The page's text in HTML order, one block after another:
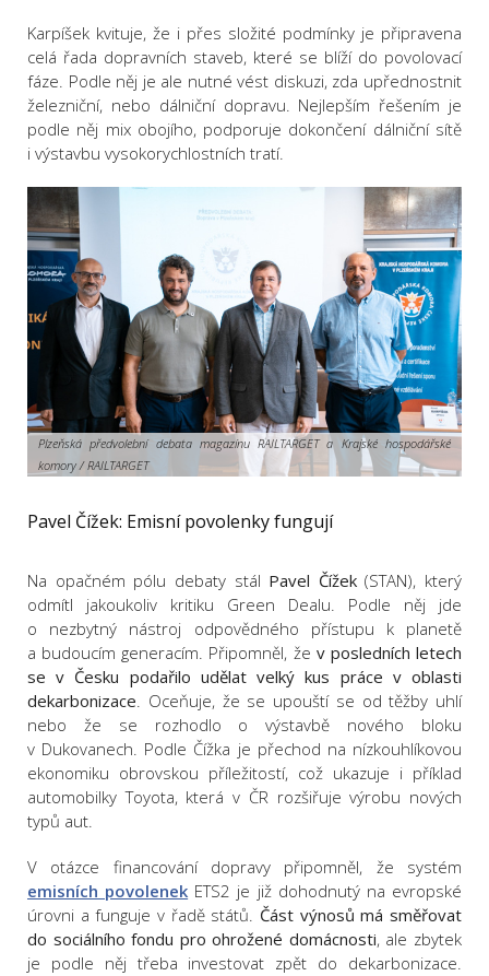
Karpíšek kvituje, že i přes složité podmínky je připravena
celá řada dopravních staveb, které se blíží do povolovací
fáze. Podle něj je ale nutné vést diskuzi, zda upřednostnit
železniční, nebo dálniční dopravu. Nejlepším řešením je
podle něj mix obojího, podporuje dokončení dálniční sítě
i výstavbu vysokorychlostních tratí.
Plzeňská předvolební debata magazínu RAILTARGET a Krajské hospodářské
komory / RAILTARGET
Pavel Čížek: Emisní povolenky fungují
Na opačném pólu debaty stál Pavel Čížek(STAN), který
odmítl jakoukoliv kritiku Green Dealu. Podle něj jde
o nezbytný nástroj odpovědného přístupu k planetě
a budoucím generacím. Připomněl, že v posledních letech
se v Česku podařilo udělat velký kus práce v oblasti
dekarbonizace. Oceňuje, že se upouští se od těžby uhlí
nebo že se rozhodlo o výstavbě nového bloku
v Dukovanech. Podle Čížka je přechod na nízkouhlíkovou
ekonomiku obrovskou příležitostí, což ukazuje i příklad
automobilky Toyota, která v ČR rozšiřuje výrobu nových
typů aut.
V otázce financování dopravy připomněl, že systém
emisních povolenek ETS2 je již dohodnutý na evropské
úrovni a funguje v řadě států. Část výnosů má směřovat
do sociálního fondu pro ohrožené domácnosti, ale zbytek
je podle něj třeba investovat zpět do dekarbonizace.